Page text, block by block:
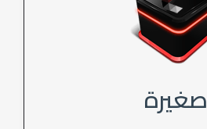
صغيرة